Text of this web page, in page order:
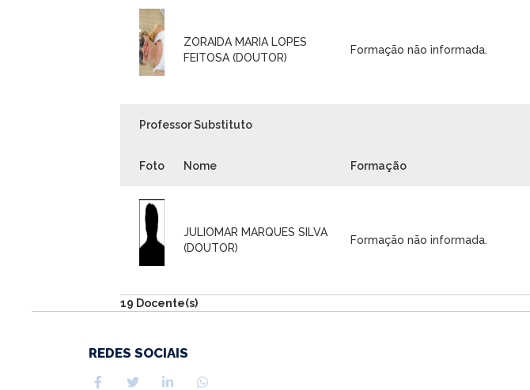
ZORAIDA MARIA LOPES
FEITOSA (DOUTOR)
Formação não informada.
Professor Substituto
Foto Nome Formação
JULIOMAR MARQUES SILVA
(DOUTOR)
Formação não informada.
19 Docente(s)
REDES SOCIAIS